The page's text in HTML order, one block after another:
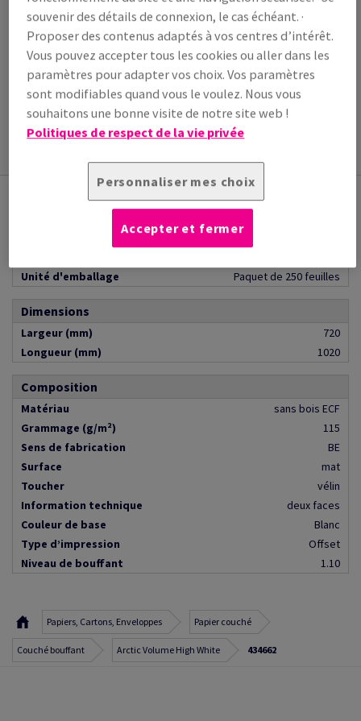
Vous pourriez aussi être intéressé par
Coala Event Walk
(1 article(s))
Film vinyle embossé, 457 microns, anti-dérapant
pour adhésif au sol.
Voir plus
Attributs produits
Unité d'emballage
Paquet de 250 feuilles
Dimensions
Largeur (mm)
720
Longueur (mm)
1020
Composition
Matériau
sans bois ECF
Grammage (g/m²)
115
Sens de fabrication
BE
Surface
mat
Toucher
vélin
Information technique
deux faces
Couleur de base
Blanc
Type d’impression
Offset
Niveau de bouffant
1.10
Papiers, Cartons, Enveloppes Papier couché
Couché bouffant Arctic Volume High White 434662
souvenir des détails de connexion, le cas échéant. ·
Proposer des contenus adaptés à vos centres d’intérêt.
Vous pouvez accepter tous les cookies ou aller dans les
paramètres pour adapter vos choix. Vos paramètres
sont modifiables quand vous le voulez. Nous vous
souhaitons une bonne visite de notre site web !
Politiques de respect de la vie privée
Personnaliser mes choix
Accepter et fermer